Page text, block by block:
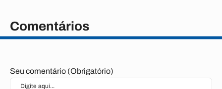
Comentários
Seu comentário (Obrigatório)